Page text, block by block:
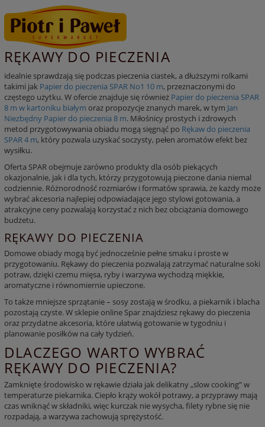
RĘKAWY DO PIECZENIA
idealnie sprawdzają się podczas pieczenia ciastek, a dłuższymi rolkami
takimi jak Papier do pieczenia SPAR No1 10 m, przeznaczonymi do
częstego użytku. W ofercie znajduje się również Papier do pieczenia SPAR
8 m w kartoniku białym oraz propozycje znanych marek, w tym Jan
Niezbędny Papier do pieczenia 8 m. Miłośnicy prostych i zdrowych
metod przygotowywania obiadu mogą sięgnąć po Rękaw do pieczenia
SPAR 4 m, który pozwala uzyskać soczysty, pełen aromatów efekt bez
wysiłku.
Oferta SPAR obejmuje zarówno produkty dla osób piekących
okazjonalnie, jak i dla tych, którzy przygotowują pieczone dania niemal
codziennie. Różnorodność rozmiarów i formatów sprawia, że każdy może
wybrać akcesoria najlepiej odpowiadające jego stylowi gotowania, a
atrakcyjne ceny pozwalają korzystać z nich bez obciążania domowego
budżetu.
RĘKAWY DO PIECZENIA
Domowe obiady mogą być jednocześnie pełne smaku i proste w
przygotowaniu. Rękawy do pieczenia pozwalają zatrzymać naturalne soki
potraw, dzięki czemu mięsa, ryby i warzywa wychodzą miękkie,
aromatyczne i równomiernie upieczone.
To także mniejsze sprzątanie – sosy zostają w środku, a piekarnik i blacha
pozostają czyste. W sklepie online Spar znajdziesz rękawy do pieczenia
oraz przydatne akcesoria, które ułatwią gotowanie w tygodniu i
planowanie posiłków na cały tydzień.
DLACZEGO WARTO WYBRAĆ
RĘKAWY DO PIECZENIA?
Zamknięte środowisko w rękawie działa jak delikatny „slow cooking” w
temperaturze piekarnika. Ciepło krąży wokół potrawy, a przyprawy mają
czas wniknąć w składniki, więc kurczak nie wysycha, filety rybne się nie
rozpadają, a warzywa zachowują sprężystość.